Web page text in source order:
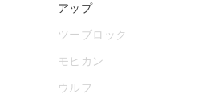
アップ
ツーブロック
モヒカン
ウルフ